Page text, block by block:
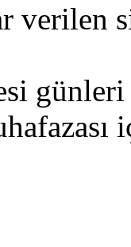
verilen